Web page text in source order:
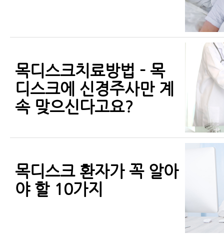
목디스크치료방법 - 목
디스크에 신경주사만 계
속 맞으신다고요?
목디스크 환자가 꼭 알아
야 할 10가지